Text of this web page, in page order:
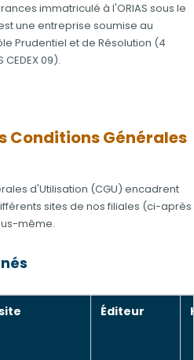
immatriculé à l'ORIAS sous le
une entreprise soumise au
Prudentiel et de Résolution (4
09).
Conditions Générales
d'Utilisation (CGU) encadrent
sites de nos filiales (ci-après
même.
Éditeur